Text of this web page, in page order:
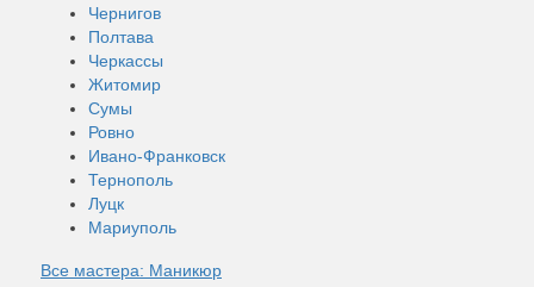
Чернигов
Полтава
Черкассы
Житомир
Сумы
Ровно
Ивано-Франковск
Тернополь
Луцк
Мариуполь
Все мастера: Маникюр